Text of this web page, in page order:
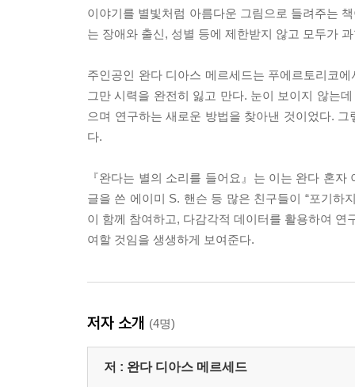
이야기를 별빛처럼 아름다운 그림으로 들려주는
는 장애와 출신, 성별 등에 제한받지 않고 모두가
주인공인 완다 디아스 메르세드는 푸에르토리코
그만 시력을 완전히 잃고 만다. 눈이 보이지 않는
으며 연구하는 새로운 방법을 찾아낸 것이었다.
다.
『완다는 별의 소리를 들어요』는 이는 완다 혼
글을 쓴 에이미 S. 핸슨 등 많은 친구들이 “포기하
이 함께 참여하고, 다감각적 데이터를 활용하여 연
여할 것임을 생생하게 보여준다.
저자 소개 (4명)
저 : 완다 디아스 메르세드